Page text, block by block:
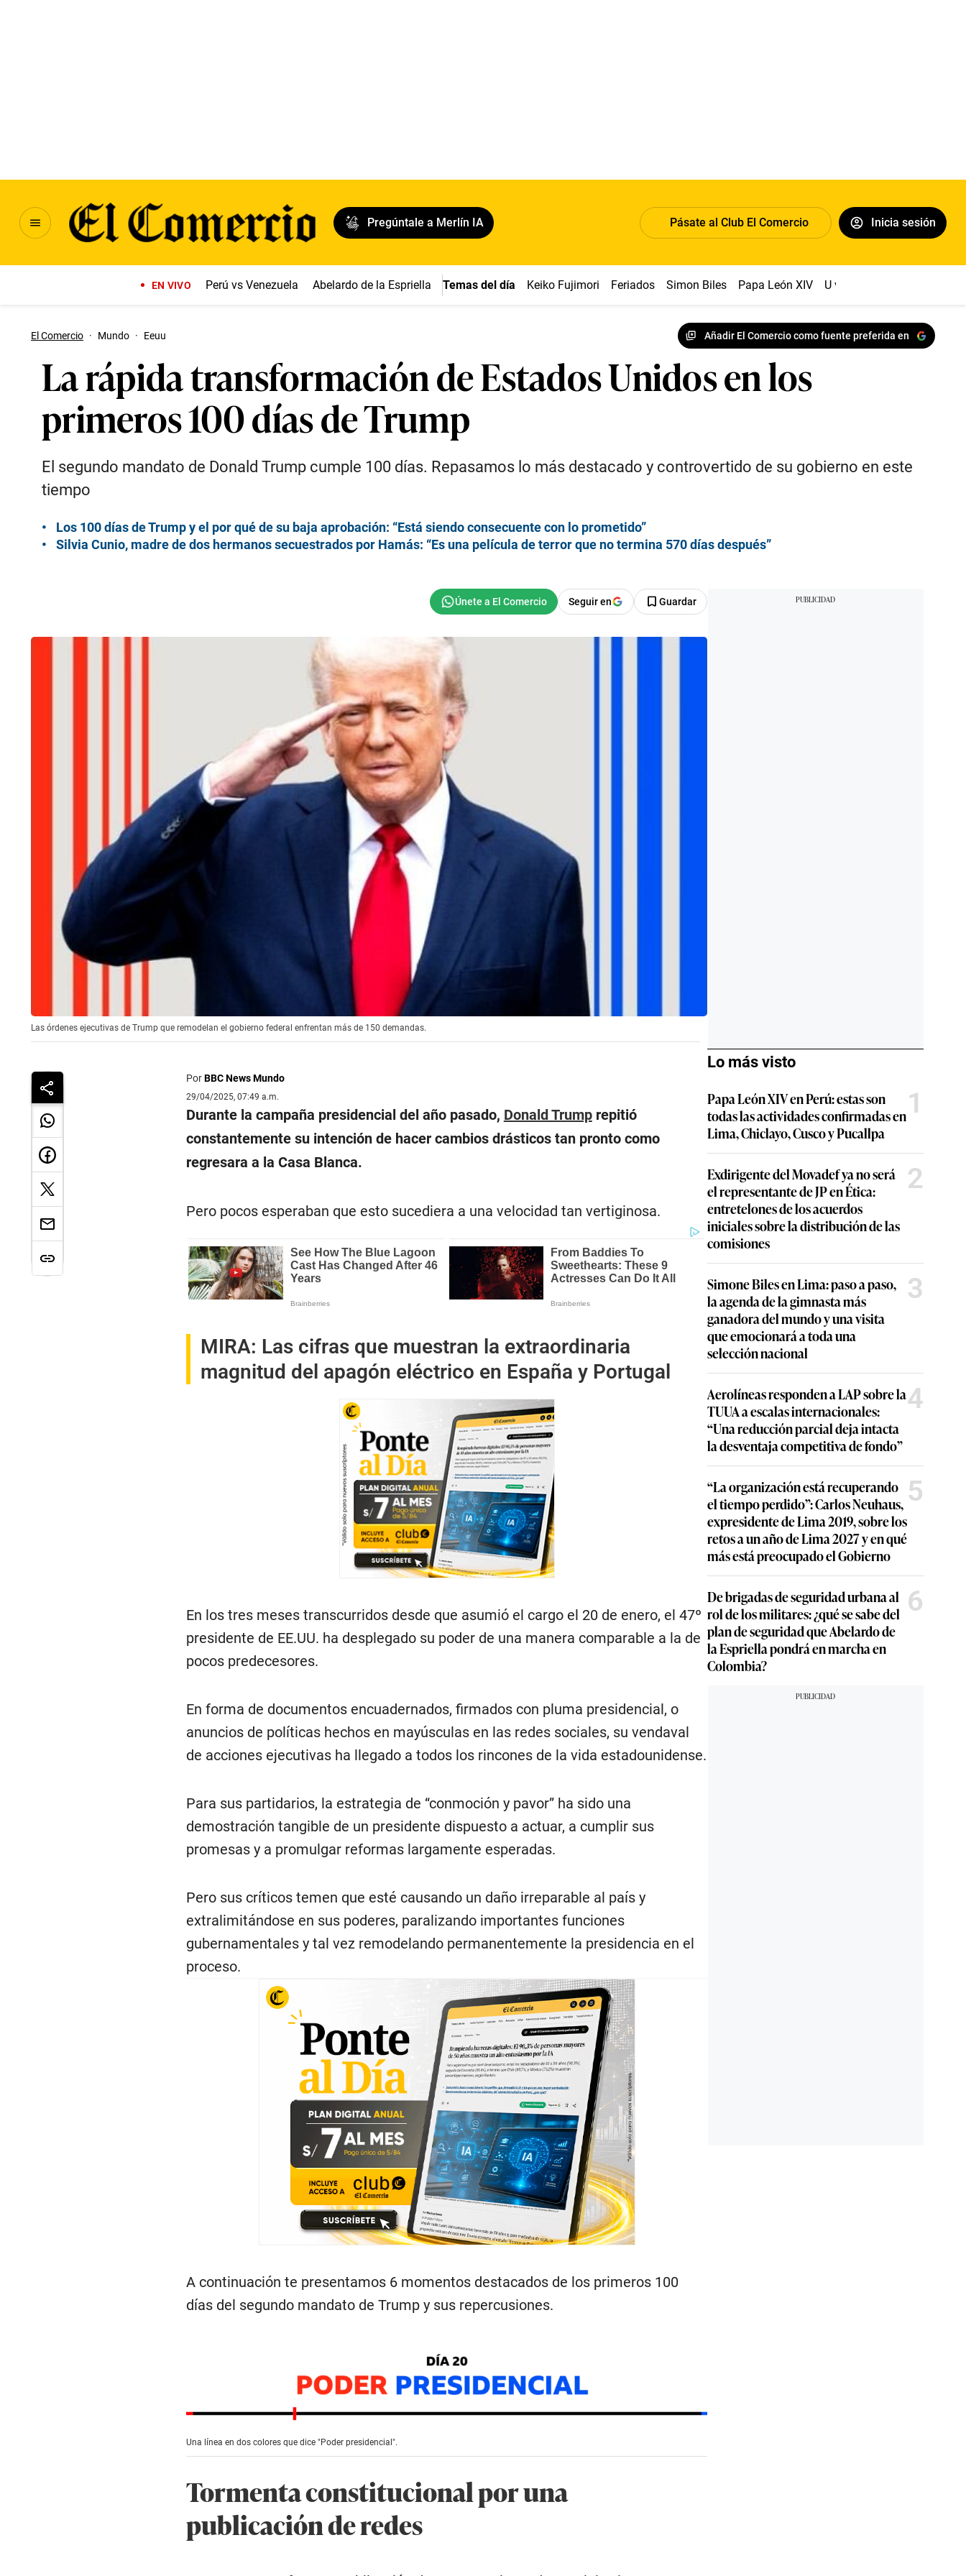
Pregúntale a Merlín IA Pásate al Club El Comercio Inicia sesión
EN VIVO Perú vs Venezuela Abelardo de la Espriella Temas del día Keiko Fujimori Feriados Simon Biles Papa León XIV U vs Cristal
El Comercio · Mundo · Eeuu Añadir El Comercio como fuente preferida en
La rápida transformación de Estados Unidos en los
primeros 100 días de Trump
El segundo mandato de Donald Trump cumple 100 días. Repasamos lo más destacado y controvertido de su gobierno en este
tiempo
Los 100 días de Trump y el por qué de su baja aprobación: “Está siendo consecuente con lo prometido”
Silvia Cunio, madre de dos hermanos secuestrados por Hamás: “Es una película de terror que no termina 570 días después”
Seguir en Guardar
Las órdenes ejecutivas de Trump que remodelan el gobierno federal enfrentan más de 150 demandas.
PorBBC News Mundo
29/04/2025, 07:49 a.m.
Durante la campaña presidencial del año pasado, Donald Trumprepitió
constantemente su intención de hacer cambios drásticos tan pronto como
regresara a la Casa Blanca.
Pero pocos esperaban que esto sucediera a una velocidad tan vertiginosa.
MIRA: Las cifras que muestran la extraordinaria
magnitud del apagón eléctrico en España y Portugal
En los tres meses transcurridos desde que asumió el cargo el 20 de enero, el 47º
presidente de EE.UU. ha desplegado su poder de una manera comparable a la de
pocos predecesores.
En forma de documentos encuadernados, firmados con pluma presidencial, o
anuncios de políticas hechos en mayúsculas en las redes sociales, su vendaval
de acciones ejecutivas ha llegado a todos los rincones de la vida estadounidense.
Para sus partidarios, la estrategia de “conmoción y pavor” ha sido una
demostración tangible de un presidente dispuesto a actuar, a cumplir sus
promesas y a promulgar reformas largamente esperadas.
Pero sus críticos temen que esté causando un daño irreparable al país y
extralimitándose en sus poderes, paralizando importantes funciones
gubernamentales y tal vez remodelando permanentemente la presidencia en el
proceso.
A continuación te presentamos 6 momentos destacados de los primeros 100
días del segundo mandato de Trump y sus repercusiones.
Una línea en dos colores que dice "Poder presidencial".
Tormenta constitucional por una
publicación de redes
Lo más visto
Papa León XIV en Perú: estas son
todas las actividades confirmadas en
Lima, Chiclayo, Cusco y Pucallpa
1
Exdirigente del Movadef ya no será
el representante de JP en Ética:
entretelones de los acuerdos
iniciales sobre la distribución de las
comisiones
2
Simone Biles en Lima: paso a paso,
la agenda de la gimnasta más
ganadora del mundo y una visita
que emocionará a toda una
selección nacional
3
Aerolíneas responden a LAP sobre la
TUUA a escalas internacionales:
“Una reducción parcial deja intacta
la desventaja competitiva de fondo”
4
“La organización está recuperando
el tiempo perdido”: Carlos Neuhaus,
expresidente de Lima 2019, sobre los
retos a un año de Lima 2027 y en qué
más está preocupado el Gobierno
5
De brigadas de seguridad urbana al
rol de los militares: ¿qué se sabe del
plan de seguridad que Abelardo de
la Espriella pondrá en marcha en
Colombia?
6